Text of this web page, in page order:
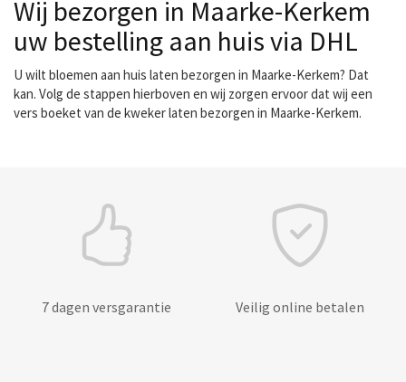
Wij bezorgen in Maarke-Kerkem
uw bestelling aan huis via DHL
U wilt bloemen aan huis laten bezorgen in Maarke-Kerkem? Dat
kan. Volg de stappen hierboven en wij zorgen ervoor dat wij een
vers boeket van de kweker laten bezorgen in Maarke-Kerkem.
7 dagen versgarantie Veilig online betalen